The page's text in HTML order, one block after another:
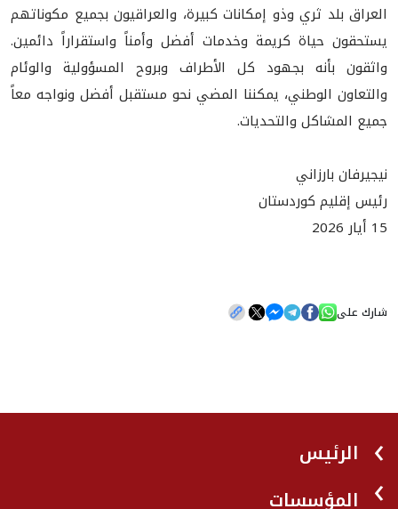
العراق بلد ثري وذو إمكانات كبيرة، والعراقيون بجميع مكوناتهم
يستحقون حياة كريمة وخدمات أفضل وأمناً واستقراراً دائمين.
واثقون بأنه بجهود كل الأطراف وبروح المسؤولية والوئام
والتعاون الوطني، يمكننا المضي نحو مستقبل أفضل ونواجه معاً
جميع المشاكل والتحديات.
نيجيرفان بارزاني
رئيس إقليم كوردستان
15 أيار 2026
شارك على
الرئيس
المؤسسات